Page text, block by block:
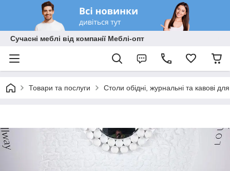
Сучасні меблі від компанії Меблі-опт
Товари та послуги Столи обідні, журнальні та кавові